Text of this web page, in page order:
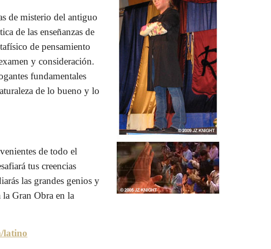
de misterio del antiguo
de las enseñanzas de
de pensamiento
y consideración.
fundamentales
de lo bueno y lo
de todo el
tus creencias
las grandes genios y
la Gran Obra en la
latino